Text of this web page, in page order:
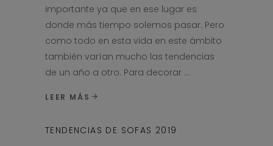
importante ya que en ese lugar es
donde más tiempo solemos pasar. Pero
como todo en esta vida en este ámbito
también varían mucho las tendencias
de un año a otro. Para decorar
LEER MÁS
TENDENCIAS DE SOFAS 2019